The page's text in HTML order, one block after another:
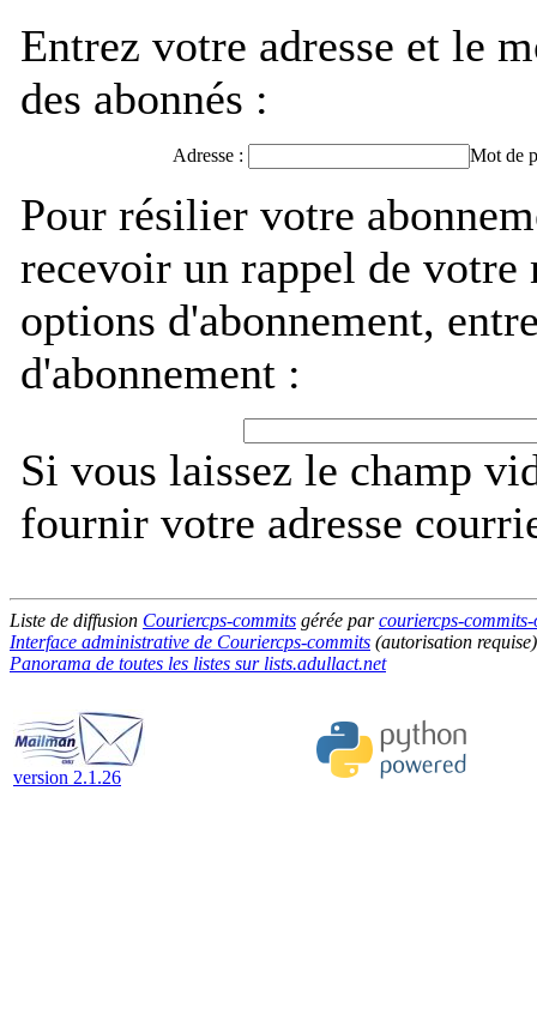
Entrez votre adresse et le
des abonnés :
Adresse : Mot de
Pour résilier votre
recevoir un rappel de
options d'abonnement,
d'abonnement :
Si vous laissez le champ
fournir votre adresse
Liste de diffusion Couriercps-commits gérée parcouriercps-
Interface administrative de Couriercps-commits (autorisation requise)
Panorama de toutes les listes sur lists.adullact.net
version 2.1.26